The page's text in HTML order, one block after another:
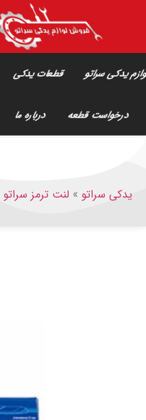
یدکی سراتو قطعات یدکی
درخواست قطعه درباره ما
یدکی سراتو » لنت ترمز سراتو